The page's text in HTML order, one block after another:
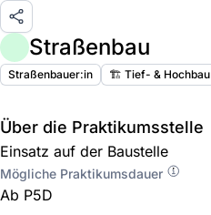
Straßenbau
Straßenbauer:in 🏗️ Tief- & Hochbau
Über die Praktikumsstelle
Einsatz auf der Baustelle
Mögliche Praktikumsdauer
Ab P5D